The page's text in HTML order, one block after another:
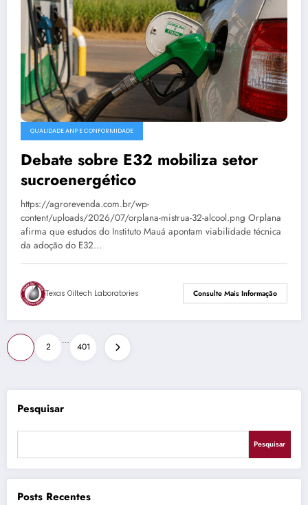
QUALIDADE ANP E CONFORMIDADE
Debate sobre E32 mobiliza setor
sucroenergético
https://agrorevenda.com.br/wp-
content/uploads/2026/07/orplana-mistrua-32-alcool.png Orplana
afirma que estudos do Instituto Mauá apontam viabilidade técnica
da adoção do E32…
Texas Oiltech Laboratories Consulte Mais Informação
Paginação
de
posts
2
…
401
Pesquisar
Pesquisar
Posts Recentes